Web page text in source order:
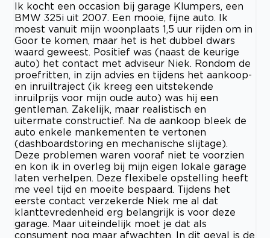
Ik kocht een occasion bij garage Klumpers, een
BMW 325i uit 2007. Een mooie, fijne auto. Ik
moest vanuit mijn woonplaats 1,5 uur rijden om in
Goor te komen, maar het is het dubbel dwars
waard geweest. Positief was (naast de keurige
auto) het contact met adviseur Niek. Rondom de
proefritten, in zijn advies en tijdens het aankoop-
en inruiltraject (ik kreeg een uitstekende
inruilprijs voor mijn oude auto) was hij een
gentleman. Zakelijk, maar realistisch en
uitermate constructief. Na de aankoop bleek de
auto enkele mankementen te vertonen
(dashboardstoring en mechanische slijtage).
Deze problemen waren vooraf niet te voorzien
en kon ik in overleg bij mijn eigen lokale garage
laten verhelpen. Deze flexibele opstelling heeft
me veel tijd en moeite bespaard. Tijdens het
eerste contact verzekerde Niek me al dat
klanttevredenheid erg belangrijk is voor deze
garage. Maar uiteindelijk moet je dat als
consument nog maar afwachten. In dit geval is de